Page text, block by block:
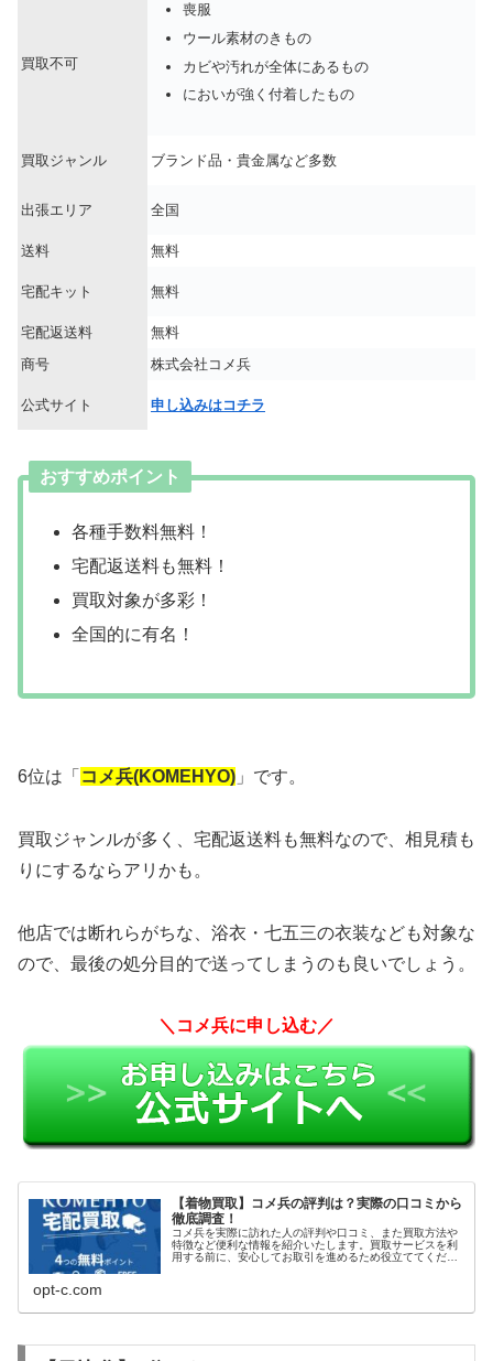
買取不可
喪服
ウール素材のきもの
カビや汚れが全体にあるもの
においが強く付着したもの
買取ジャンル ブランド品・貴金属など多数
出張エリア 全国
送料 無料
宅配キット 無料
宅配返送料
無料
商号
株式会社コメ兵
公式サイト 申し込みはコチラ
おすすめポイント
各種手数料無料！
宅配返送料も無料！
買取対象が多彩！
全国的に有名！
6位は「 コメ兵(KOMEHYO) 」です。
買取ジャンルが多く、宅配返送料も無料なので、相見積も
りにするならアリかも。
他店では断れらがちな、浴衣・七五三の衣装なども対象な
ので、最後の処分目的で送ってしまうのも良いでしょう。
＼コメ兵に申し込む／
【着物買取】コメ兵の評判は？実際の口コミから
徹底調査！
コメ兵を実際に訪れた人の評判や口コミ、また買取方法や
特徴など便利な情報を紹介いたします。買取サービスを利
用する前に、安心してお取引を進めるため役立ててくださ
opt-c.com